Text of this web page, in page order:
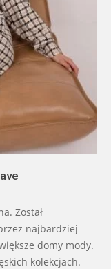
Został
najbardziej
domy mody.
kolekcjach.